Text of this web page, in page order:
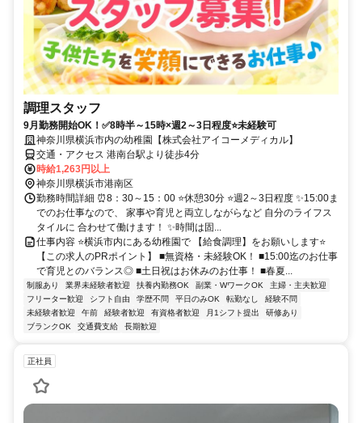
調理スタッフ
9月勤務開始OK！✅8時半～15時×週2～3日程度⭐未経験可
神奈川県横浜市内の幼稚園【株式会社アイコーメディカル】
交通・アクセス 港南台駅より徒歩4分
時給1,263円以上
神奈川県横浜市港南区
勤務時間詳細 ⏰8：30～15：00 ⭐休憩30分 ⭐週2～3日程度 ✨15:00ま
でのお仕事なので、 家事や育児と両立しながらなど 自分のライフス
タイルに 合わせて働けます！ ✨時間は固...
仕事内容 ⭐横浜市内にある幼稚園で 【給食調理】をお願いします⭐
【この求人のPRポイント】 ■無資格・未経験OK！ ■15:00迄のお仕事
で育児とのバランス◎ ■土日祝はお休みのお仕事！ ■春夏...
制服あり 業界未経験者歓迎 扶養内勤務OK 副業・WワークOK
主婦・主夫歓迎
フリーター歓迎
シフト自由 学歴不問 平日のみOK 転勤なし
経験不問
未経験者歓迎
午前 経験者歓迎 有資格者歓迎 月1シフト提出
研修あり
ブランクOK
交通費支給 長期歓迎
正社員